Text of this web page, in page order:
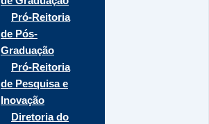
Pró-Reitoria
de Pós-
Graduação
Pró-Reitoria
de Pesquisa e
Inovação
Diretoria do